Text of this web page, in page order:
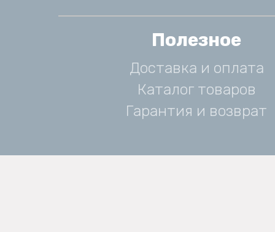
Полезное
Доставка и оплата
Каталог товаров
Гарантия и возврат